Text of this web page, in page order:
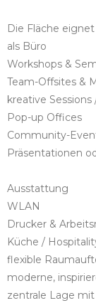
Die Fläche
als Büro
Workshops &
Team-Offsites &
kreative
Pop-up Offices
Community-
Präsentationen
Ausstattung
WLAN
Drucker &
Küche /
flexible
moderne,
zentrale Lage